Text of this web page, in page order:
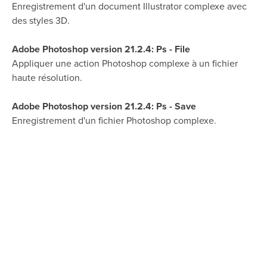
Enregistrement d'un document Illustrator complexe avec
des styles 3D.
Adobe Photoshop version 21.2.4: Ps - File
Appliquer une action Photoshop complexe à un fichier
haute résolution.
Adobe Photoshop version 21.2.4: Ps - Save
Enregistrement d'un fichier Photoshop complexe.